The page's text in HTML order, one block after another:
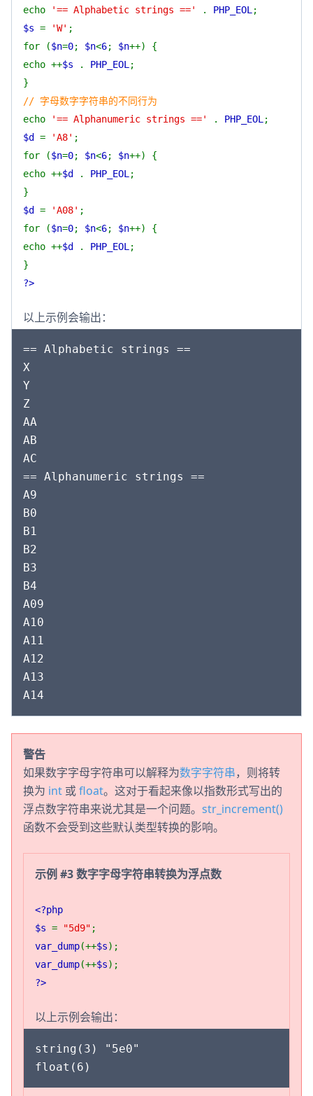
echo
'== Alphabetic strings ==' . PHP_EOL ;
$s = 'W' ;
for ($n=0; $n<6; $n++) {
echo ++$s . PHP_EOL ;
}
// 字母数字字符串的不同行为
echo
'== Alphanumeric strings ==' . PHP_EOL ;
$d = 'A8' ;
for ($n=0; $n<6; $n++) {
echo ++$d . PHP_EOL ;
}
$d = 'A08' ;
for ($n=0; $n<6; $n++) {
echo ++$d . PHP_EOL ;
}
?>
以上示例会输出：
== Alphabetic strings ==
X
Y
Z
AA
AB
AC
== Alphanumeric strings ==
A9
B0
B1
B2
B3
B4
A09
A10
A11
A12
A13
警告
如果数字字母字符串可以解释为数字字符串，则将转
换为 int 或float。这对于看起来像以指数形式写出的
浮点数字符串来说尤其是一个问题。 str_increment()
函数不会受到这些默认类型转换的影响。
示例 #3 数字字母字符串转换为浮点数
<?php
$s = "5d9" ;
var_dump(++$s);
var_dump(++$s);
?>
以上示例会输出：
string(3) "5e0"